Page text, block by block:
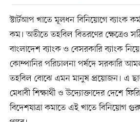
স্টার্টআপ খাতে মূলধন বিনিয়োগে ব্যাংক
কম। অতীতে তহবিল বিতরণের ক্ষেত্রেও
বাংলাদেশ ব্যাংক ও বেসরকারি ব্যাংক
কোম্পানির পরিচালনা পর্ষদে সরকারি
তহবিল বোঝে এমন মানুষ প্রয়োজন। এ
মেধাবী শিক্ষার্থী ও উদ্যোক্তাদের দেশে
বিদেশযাত্রা কমাতে এই খাতে বিনিয়োগ